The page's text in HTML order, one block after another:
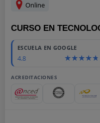
Online
CURSO EN
ESCUELA EN GOOGLE
4.8
ACREDITACIONES